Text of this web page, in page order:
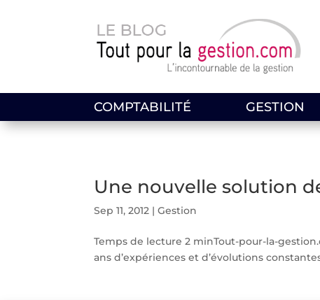
COMPTABILITÉ GESTION
Une nouvelle solution
Sep 11, 2012 |Gestion
Temps de lecture 2 minTout-pour-la-
ans d’expériences et d’évolutions